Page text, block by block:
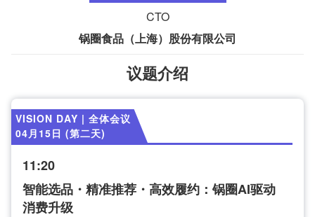
CTO
锅圈食品（上海）股份有限公司
议题介绍
VISION DAY | 全体会议
04月15日 (第二天)
11:20
智能选品・精准推荐・高效履约：锅圈AI驱动
消费升级